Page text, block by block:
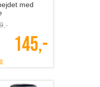
med
,-
145,-